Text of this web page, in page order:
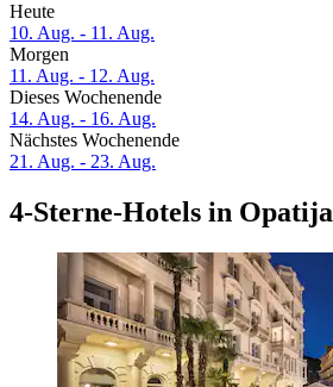
Heute
10. Aug. - 11. Aug.
Morgen
11. Aug. - 12. Aug.
Dieses Wochenende
14. Aug. - 16. Aug.
Nächstes Wochenende
21. Aug. - 23. Aug.
4-Sterne-Hotels in Opatija